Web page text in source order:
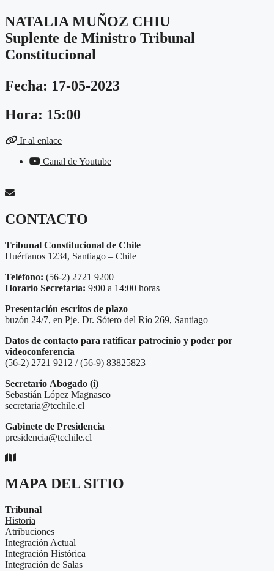
NATALIA MUÑOZ CHIU
Suplente de Ministro Tribunal
Constitucional
Fecha: 17-05-2023
Hora: 15:00
Ir al enlace
Canal de Youtube
CONTACTO
Tribunal Constitucional de Chile
Huérfanos 1234, Santiago – Chile
Teléfono: (56-2) 2721 9200
Horario Secretaría: 9:00 a 14:00 horas
Presentación escritos de plazo
buzón 24/7, en Pje. Dr. Sótero del Río 269, Santiago
Datos de contacto para ratificar patrocinio y poder por
videoconferencia
(56-2) 2721 9212 / (56-9) 83825823
Secretario Abogado (i)
Sebastián López Magnasco
secretaria@tcchile.cl
Gabinete de Presidencia
presidencia@tcchile.cl
MAPA DEL SITIO
Tribunal
Historia
Atribuciones
Integración Actual
Integración Histórica
Integración de Salas